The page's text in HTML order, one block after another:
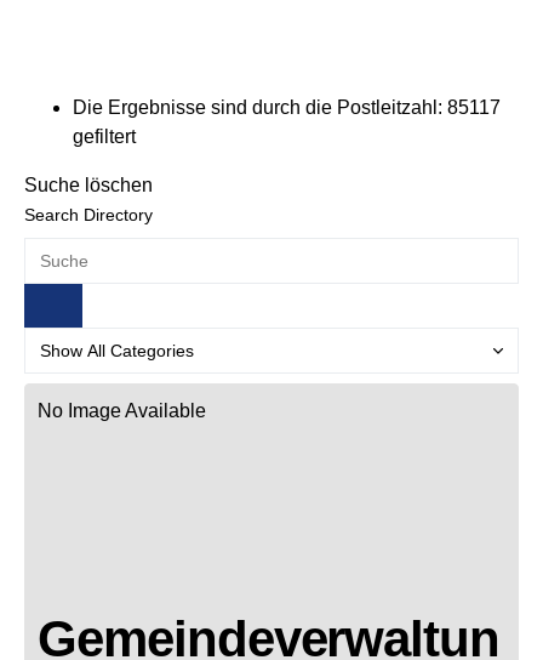
Die Ergebnisse sind durch die Postleitzahl: 85117
gefiltert
Suche löschen
Search Directory
No Image Available
Gemeindeverwaltun